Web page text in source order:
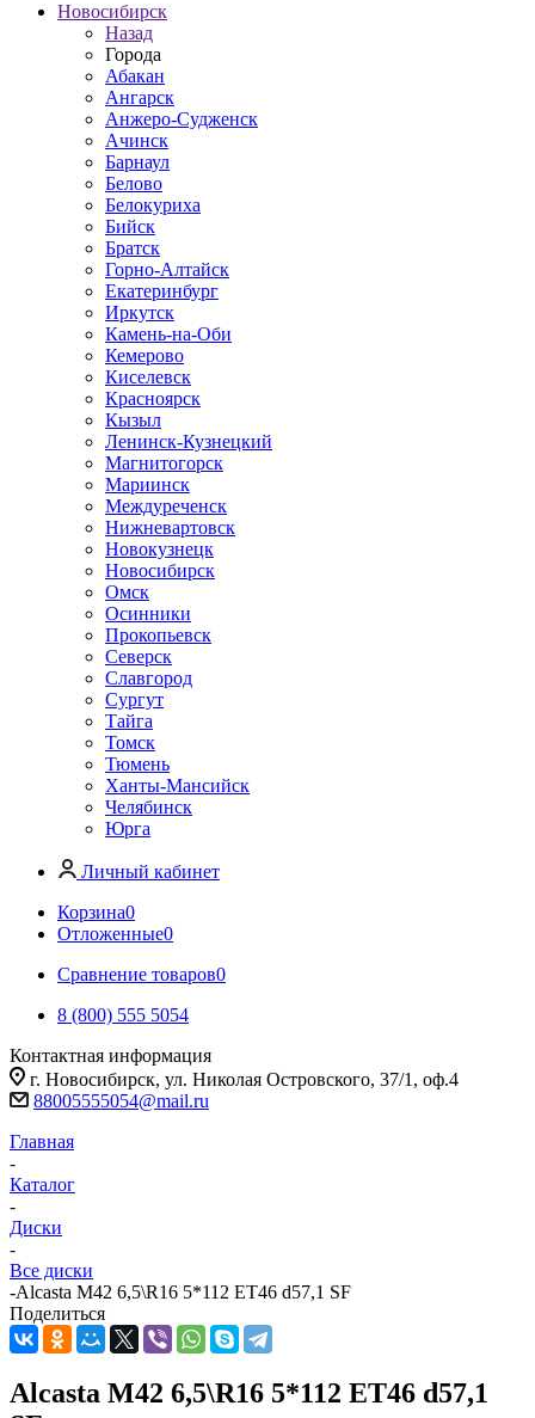
Новосибирск
Назад
Города
Абакан
Ангарск
Анжеро-Судженск
Ачинск
Барнаул
Белово
Белокуриха
Бийск
Братск
Горно-Алтайск
Екатеринбург
Иркутск
Камень-на-Оби
Кемерово
Киселевск
Красноярск
Кызыл
Ленинск-Кузнецкий
Магнитогорск
Мариинск
Междуреченск
Нижневартовск
Новокузнецк
Новосибирск
Омск
Осинники
Прокопьевск
Северск
Славгород
Сургут
Тайга
Томск
Тюмень
Ханты-Мансийск
Челябинск
Юрга
Личный кабинет
Корзина0
Отложенные0
Сравнение товаров0
8 (800) 555 5054
Контактная информация
г. Новосибирск, ул. Николая Островского, 37/1, оф.4
88005555054@mail.ru
Главная
-
Каталог
-
Диски
-
Все диски
-Alcasta M42 6,5\R16 5*112 ET46 d57,1 SF
Поделиться
Alcasta M42 6,5\R16 5*112 ET46 d57,1